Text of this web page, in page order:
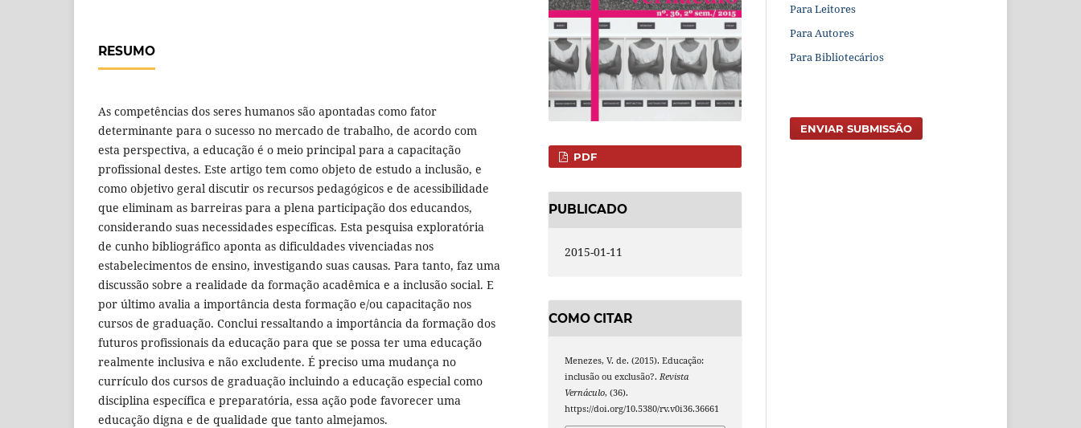
RESUMO
As competências dos seres humanos são apontadas como fator
determinante para o sucesso no mercado de trabalho, de acordo com
esta perspectiva, a educação é o meio principal para a capacitação
profissional destes. Este artigo tem como objeto de estudo a inclusão, e
como objetivo geral discutir os recursos pedagógicos e de acessibilidade
que eliminam as barreiras para a plena participação dos educandos,
considerando suas necessidades específicas. Esta pesquisa exploratória
de cunho bibliográfico aponta as dificuldades vivenciadas nos
estabelecimentos de ensino, investigando suas causas. Para tanto, faz uma
discussão sobre a realidade da formação acadêmica e a inclusão social. E
por último avalia a importância desta formação e/ou capacitação nos
cursos de graduação. Conclui ressaltando a importância da formação dos
futuros profissionais da educação para que se possa ter uma educação
realmente inclusiva e não excludente. É preciso uma mudança no
currículo dos cursos de graduação incluindo a educação especial como
disciplina específica e preparatória, essa ação pode favorecer uma
educação digna e de qualidade que tanto almejamos.
PDF
PUBLICADO
2015-01-11
COMO CITAR
Menezes, V. de. (2015). Educação:
inclusão ou exclusão?.Revista
Vernáculo, (36).
https://doi.org/10.5380/rv.v0i36.36661
Para Leitores
Para Autores
Para Bibliotecários
ENVIAR SUBMISSÃO